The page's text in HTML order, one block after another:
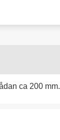
ca 200 mm.